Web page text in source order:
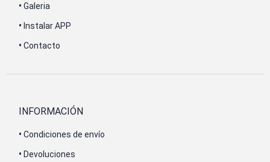
• Galeria
• Instalar APP
• Contacto
INFORMACIÓN
• Condiciones de envío
• Devoluciones